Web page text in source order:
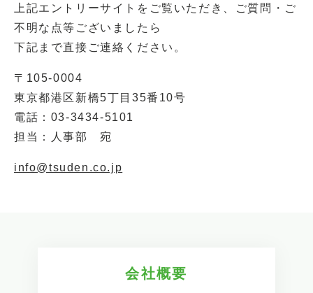
上記エントリーサイトをご覧いただき、ご質問・ご
不明な点等ございましたら
下記まで直接ご連絡ください。
〒105-0004
東京都港区新橋5丁目35番10号
電話：03-3434-5101
担当：人事部 宛
info@tsuden.co.jp
会社概要